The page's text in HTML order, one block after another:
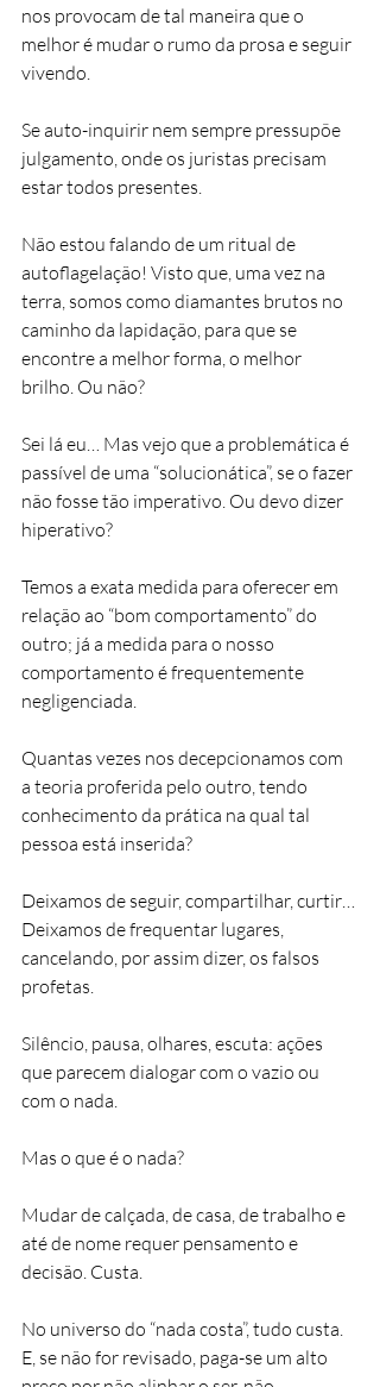
nos provocam de tal maneira que o
melhor é mudar o rumo da prosa e seguir
vivendo.
Se auto-inquirir nem sempre pressupõe
julgamento, onde os juristas precisam
estar todos presentes.
Não estou falando de um ritual de
autoflagelação! Visto que, uma vez na
terra, somos como diamantes brutos no
caminho da lapidação, para que se
encontre a melhor forma, o melhor
brilho. Ou não?
Sei lá eu… Mas vejo que a problemática é
passível de uma “solucionática”, se o fazer
não fosse tão imperativo. Ou devo dizer
hiperativo?
Temos a exata medida para oferecer em
relação ao “bom comportamento” do
outro; já a medida para o nosso
comportamento é frequentemente
negligenciada.
Quantas vezes nos decepcionamos com
a teoria proferida pelo outro, tendo
conhecimento da prática na qual tal
pessoa está inserida?
Deixamos de seguir, compartilhar, curtir…
Deixamos de frequentar lugares,
cancelando, por assim dizer, os falsos
profetas.
Silêncio, pausa, olhares, escuta: ações
que parecem dialogar com o vazio ou
com o nada.
Mas o que é o nada?
Mudar de calçada, de casa, de trabalho e
até de nome requer pensamento e
decisão. Custa.
No universo do “nada costa”, tudo custa.
E, se não for revisado, paga-se um alto